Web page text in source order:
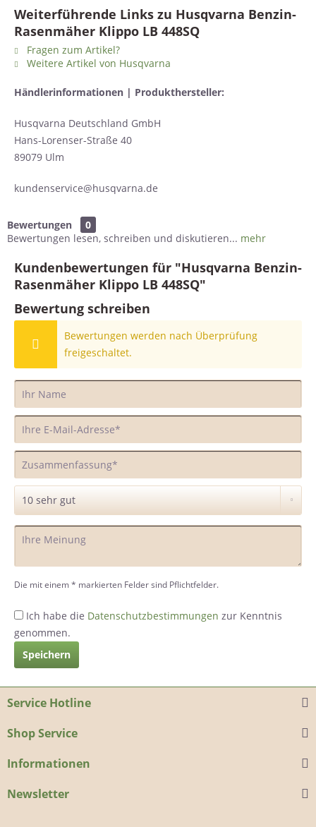
Weiterführende Links zu Husqvarna Benzin-
Rasenmäher Klippo LB 448SQ
Fragen zum Artikel?
Weitere Artikel von Husqvarna
Händlerinformationen | Produkthersteller:
Husqvarna Deutschland GmbH
Hans-Lorenser-Straße 40
89079 Ulm
kundenservice@husqvarna.de
Bewertungen
0
Bewertungen lesen, schreiben und diskutieren... mehr
Kundenbewertungen für "Husqvarna Benzin-
Rasenmäher Klippo LB 448SQ"
Bewertung schreiben
Bewertungen werden nach Überprüfung
freigeschaltet.
Die mit einem * markierten Felder sind Pflichtfelder.
Ich habe die Datenschutzbestimmungen zur Kenntnis
genommen.
Speichern
Service Hotline
Shop Service
Informationen
Newsletter